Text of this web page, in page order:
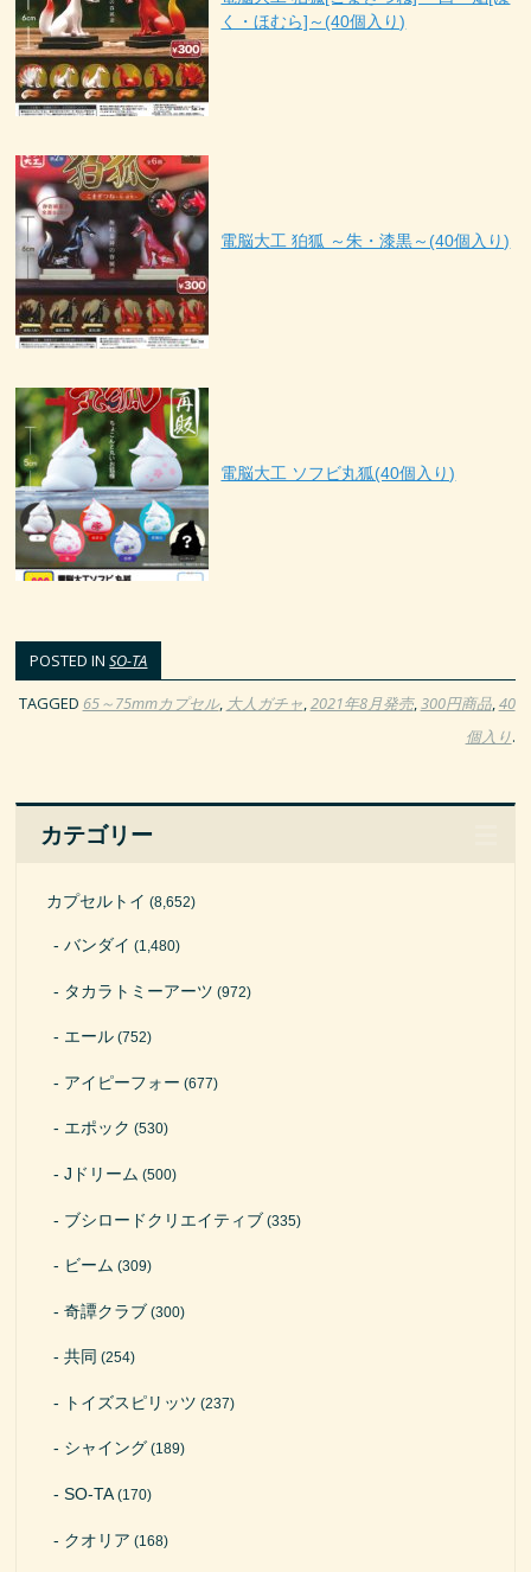
く・ほむら]～(40個入り)
電脳大工 狛狐 ～朱・漆黒～(40個入り)
電脳大工 ソフビ丸狐(40個入り)
POSTED INSO-TA
TAGGED 65～75mmカプセル, 大人ガチャ,2021年8月発売,300円商品,40
個入り.
カテゴリー
カプセルトイ (8,652)
バンダイ (1,480)
タカラトミーアーツ (972)
エール (752)
アイピーフォー (677)
エポック (530)
Jドリーム (500)
ブシロードクリエイティブ (335)
ビーム (309)
奇譚クラブ (300)
共同 (254)
トイズスピリッツ (237)
シャイング (189)
SO-TA(170)
クオリア (168)